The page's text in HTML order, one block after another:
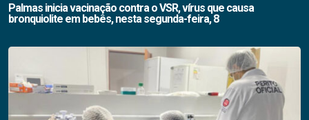
Palmas inicia vacinação contra o VSR, vírus que causa
bronquiolite em bebês, nesta segunda-feira, 8